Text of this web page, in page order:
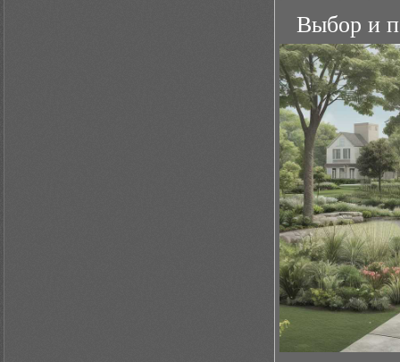
Выбор и